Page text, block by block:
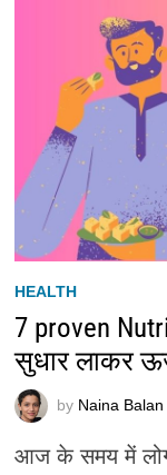
HEALTH
7 proven
सुधार लाकर
by Naina Balan
आज के समय में